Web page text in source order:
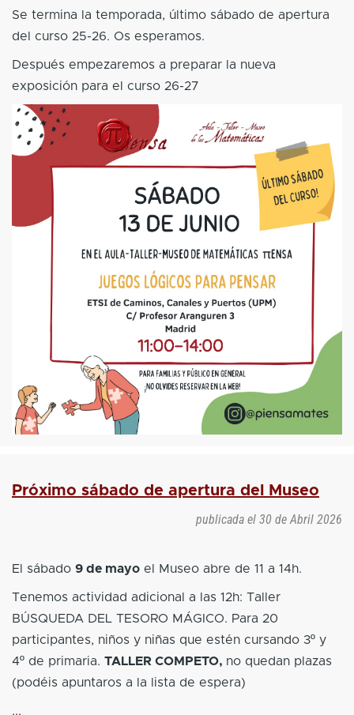
Se termina la temporada, último sábado de apertura
del curso 25-26. Os esperamos.
Después empezaremos a preparar la nueva
exposición para el curso 26-27
Próximo sábado de apertura del Museo
publicada el 30 de Abril 2026
El sábado 9 de mayo el Museo abre de 11 a 14h.
Tenemos actividad adicional a las 12h: Taller
BÚSQUEDA DEL TESORO MÁGICO. Para 20
participantes, niños y niñas que estén cursando 3º y
4º de primaria. TALLER COMPETO, no quedan plazas
(podéis apuntaros a la lista de espera)
...